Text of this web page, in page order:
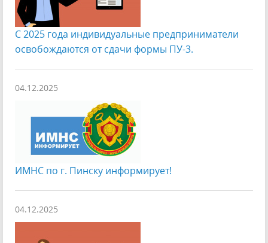
С 2025 года индивидуальные предприниматели
освобождаются от сдачи формы ПУ-3.
04.12.2025
ИМНС по г. Пинску информирует!
04.12.2025